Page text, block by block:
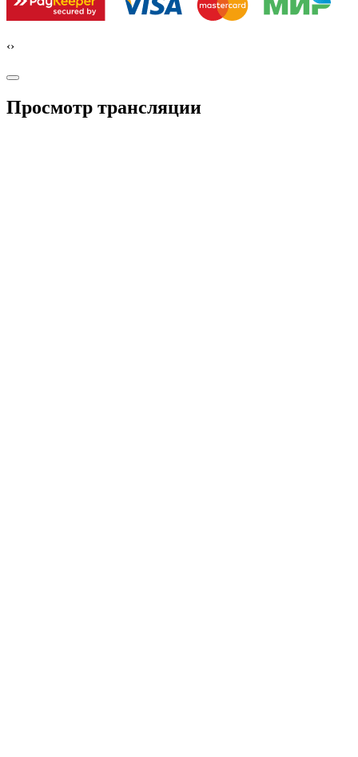
‹›
Просмотр трансляции